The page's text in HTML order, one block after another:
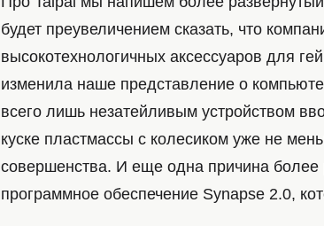
будет преувеличением сказать, что
высокотехнологичных аксессуаров для
изменила наше представление о
всего лишь незатейливым устройством
куске пластмассы с колесиком уже не
совершенства. И еще одна причина более
программное обеспечение Synapse 2.0,